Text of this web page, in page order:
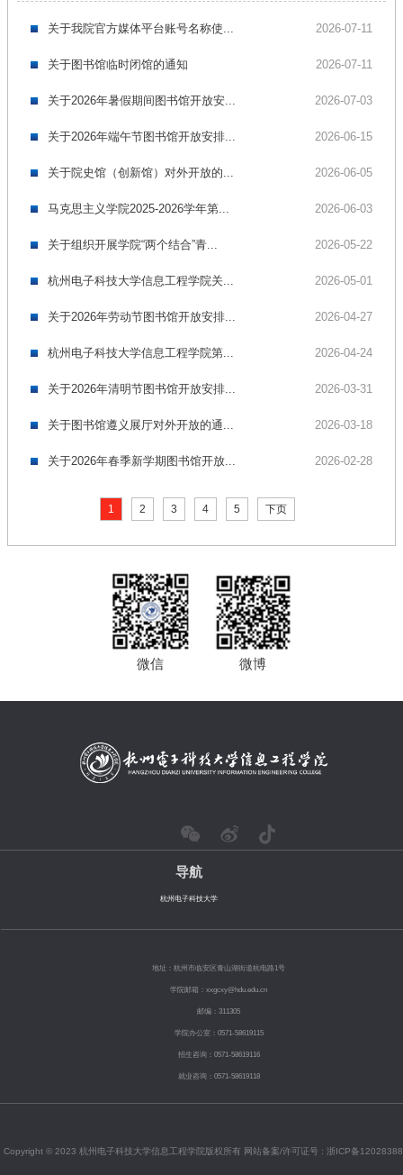
关于我院官方媒体平台账号名称使... 2026-07-11
关于图书馆临时闭馆的通知 2026-07-11
关于2026年暑假期间图书馆开放安... 2026-07-03
关于2026年端午节图书馆开放安排... 2026-06-15
关于院史馆（创新馆）对外开放的... 2026-06-05
马克思主义学院2025-2026学年第... 2026-06-03
关于组织开展学院“两个结合”青... 2026-05-22
杭州电子科技大学信息工程学院关... 2026-05-01
关于2026年劳动节图书馆开放安排... 2026-04-27
杭州电子科技大学信息工程学院第... 2026-04-24
关于2026年清明节图书馆开放安排... 2026-03-31
关于图书馆遵义展厅对外开放的通... 2026-03-18
关于2026年春季新学期图书馆开放... 2026-02-28
1 2 3 4 5 下页
微信 微博
导航
杭州电子科技大学
地址：杭州市临安区青山湖街道杭电路1号
学院邮箱：xxgcxy@hdu.edu.cn
邮编：311305
学院办公室：0571-58619115
招生咨询：0571-58619116
就业咨询：0571-58619118
Copyright © 2023 杭州电子科技大学信息工程学院版权所有 网站备案/许可证号 : 浙ICP备12028388